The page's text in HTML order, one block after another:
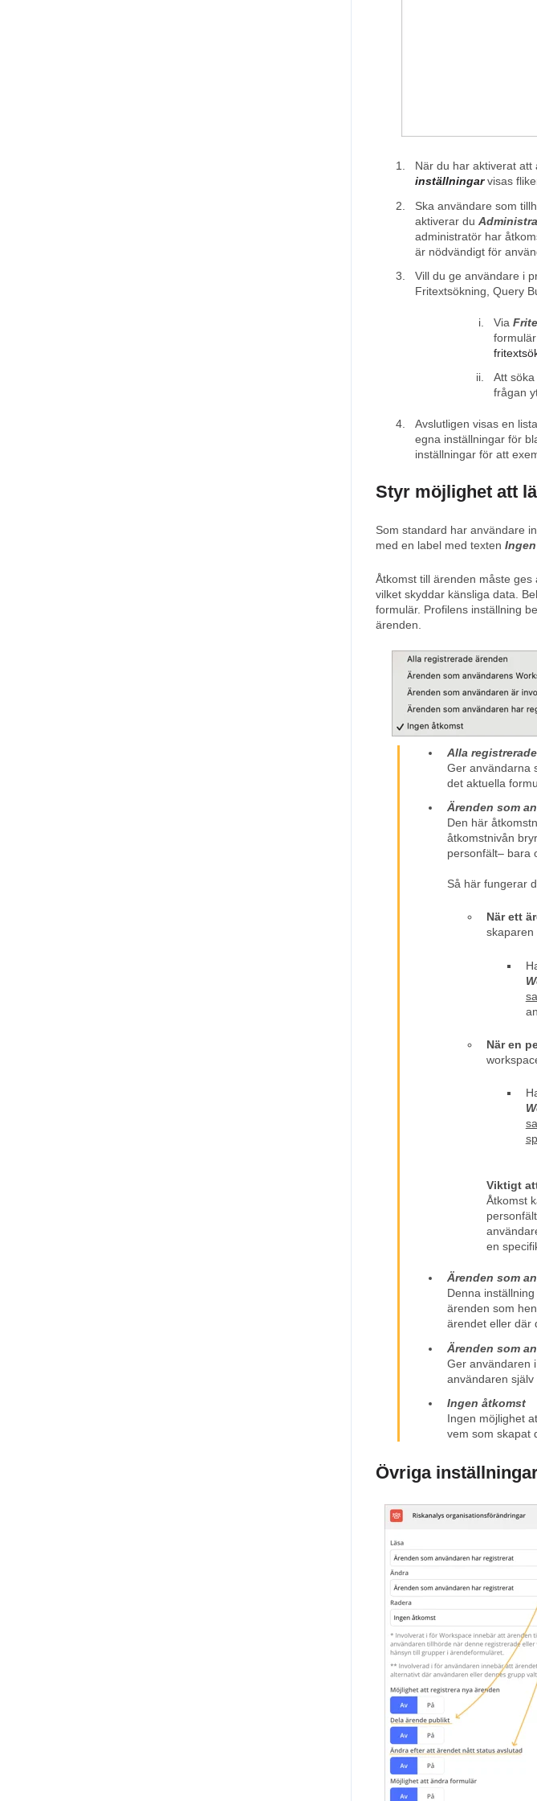
När du har aktiverat
inställningarvisas
Ska användare som
aktiverar du
administratör har
är nödvändigt för
Vill du ge användare i
Fritextsökning, Query
Via
Att söka
frågan
Avslutligen visas en
egna inställningar för
inställningar för att
Styr möjlighet att
Som standard har användare
med en label med texten
Åtkomst till ärenden måste
vilket skyddar känsliga data.
formulär. Profilens inställning
ärenden.
Alla
Ger användarna
det aktuella
Ärenden som
Den här
åtkomstnivån
personfält– bara
Så här fungerar
När ett
skaparen
När en
Viktigt
Åtkomst
en
Ärenden som
Denna
ärenden som
ärendet eller där
Ärenden som
Ger användaren
användaren själv
Ingen åtkomst
Ingen möjlighet
vem som skapat
Övriga